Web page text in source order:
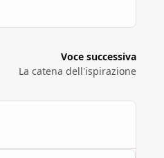
Voce successiva
La catena dell'ispirazione